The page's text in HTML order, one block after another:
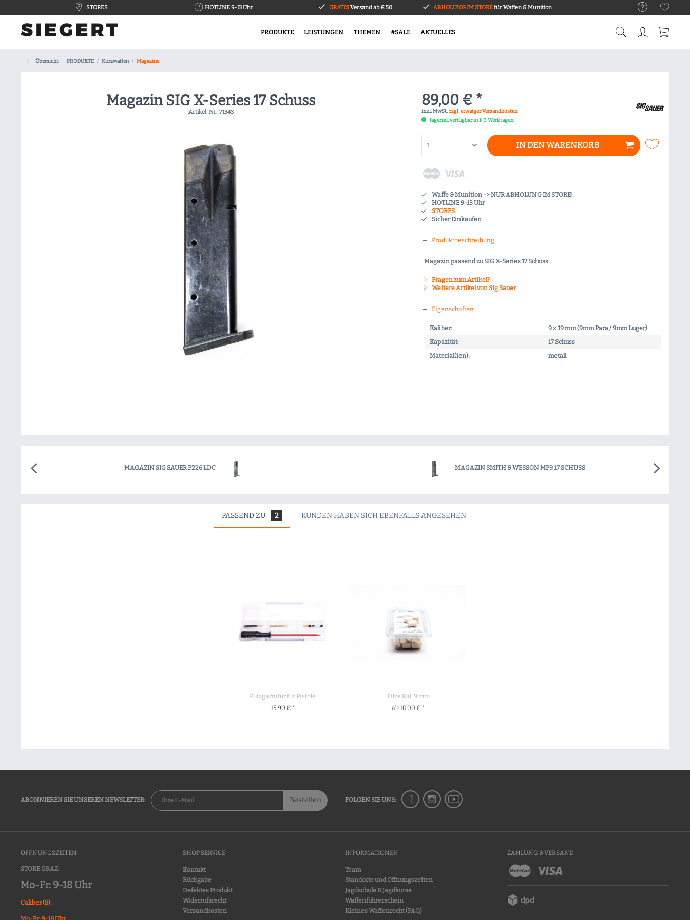
STORES HOTLINE 9-13 Uhr GRATISVersand ab € 50 ABHOLUNG IM STOREfür Waffen & Munition
PRODUKTE LEISTUNGEN THEMEN #SALE AKTUELLES
Übersicht PRODUKTE Kurzwaffen Magazine
Magazin SIG X-Series 17 Schuss
Artikel-Nr.:71343
89,00 € *
inkl. MwSt.zzgl. etwaiger Versandkosten
lagernd, verfügbar in 1-3 Werktagen
IN DENWARENKORB
Waffe & Munition -> NUR ABHOLUNG IM STORE!
HOTLINE 9-13 Uhr
STORES
Sicher Einkaufen
Produktbeschreibung
Magazin passend zu SIG X-Series 17 Schuss
Fragen zum Artikel?
Weitere Artikel von Sig Sauer
Eigenschaften
Kaliber:
9 x 19 mm (9mm Para / 9mm Luger)
Kapazität:
17 Schuss
Material(ien):
metall
MAGAZIN SIG SAUER P226 LDC MAGAZIN SMITH & WESSON MP9 17 SCHUSS
PASSEND ZU 2 KUNDEN HABEN SICH EBENFALLS ANGESEHEN
Putzgarnitur für Pistole
15,90 € *
Filze Kal. 9 mm
ab 10,00 € *
ABONNIEREN SIE UNSEREN NEWSLETTER: Bestellen FOLGEN SIE UNS:
ÖFFNUNGSZEITEN
STORE GRAZ:
Mo-Fr: 9-18 Uhr
Caliber (S):
SHOP SERVICE
Kontakt
Rückgabe
Defektes Produkt
Widerrufsrecht
Versandkosten
INFORMATIONEN
Team
Standorte und Öffnungszeiten
Jagdschule & Jagdkurse
Waffenführerschein
Kleines Waffenrecht (FAQ)
ZAHLUNG & VERSAND